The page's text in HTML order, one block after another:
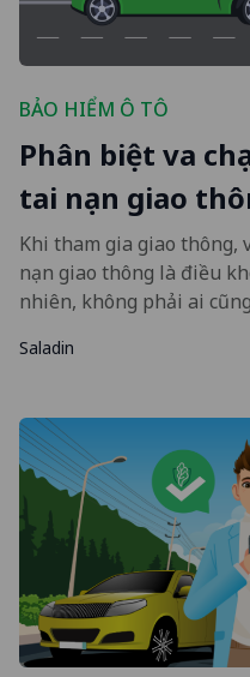
BẢO HIỂM Ô TÔ
Phân biệt va
tai nạn giao
Khi tham gia giao thông,
nạn giao thông là điều
nhiên, không phải ai
Saladin